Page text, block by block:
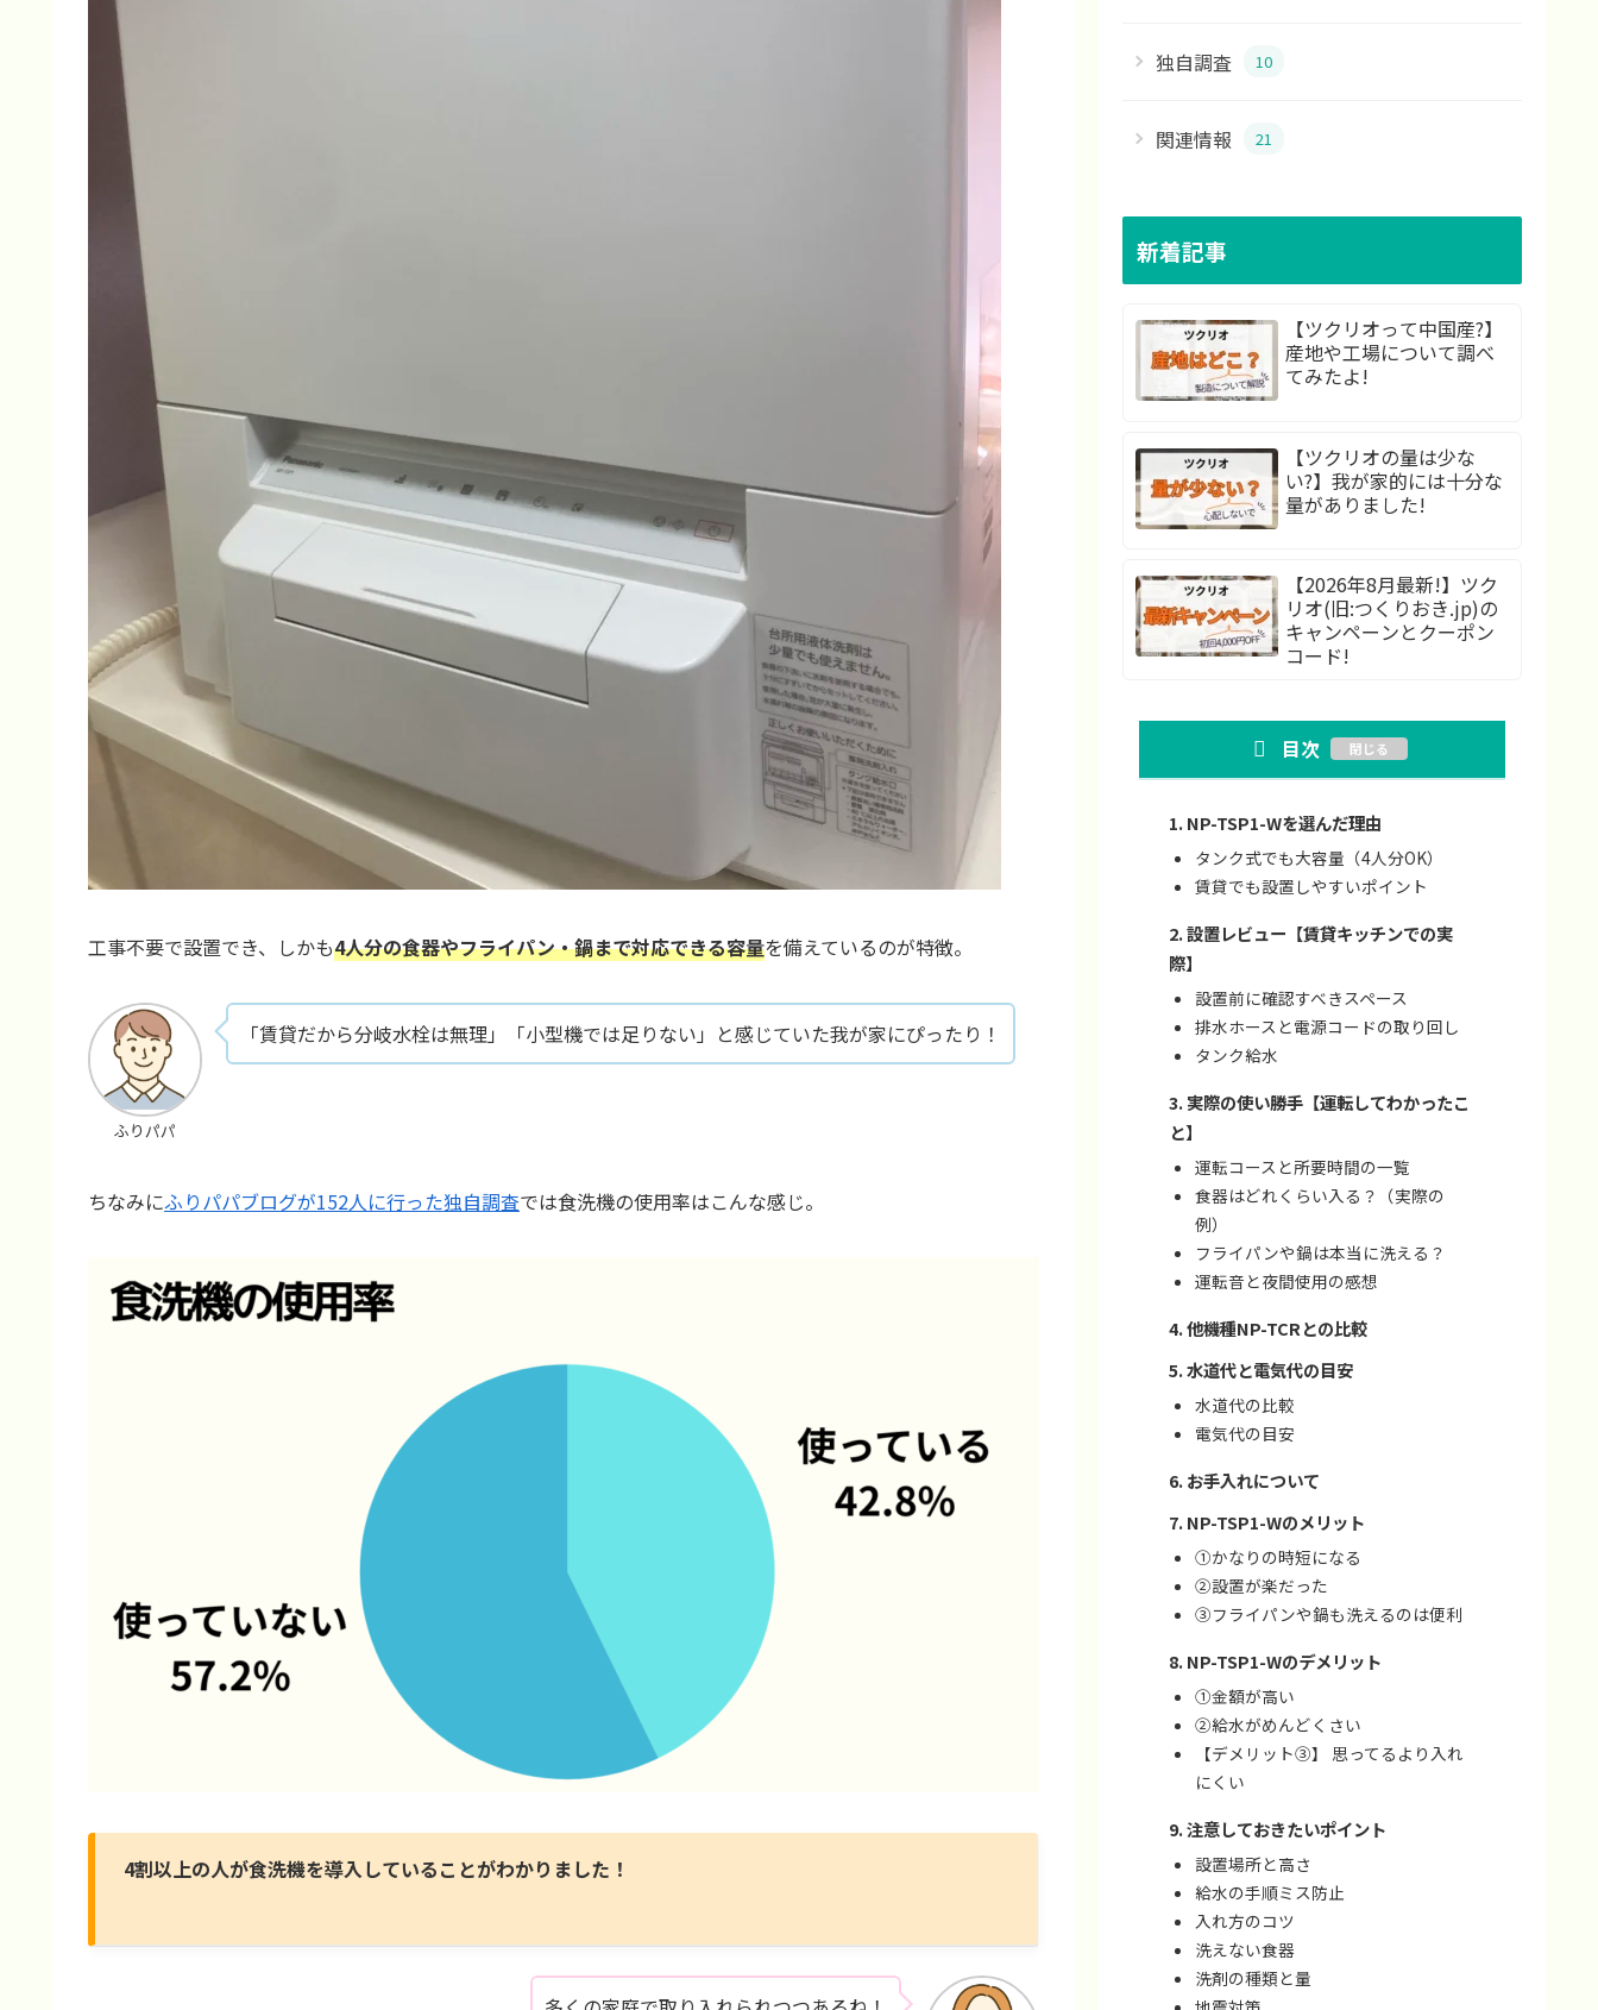
工事不要で設置でき、しかも4人分の食器やフライパン・鍋まで対応できる容量を備えているのが特徴。
ふりパパ
「賃貸だから分岐水栓は無理」「小型機では足りない」と感じていた我が家にぴったり！
ちなみにふりパパブログが152人に行った独自調査では食洗機の使用率はこんな感じ。
4割以上の人が食洗機を導入していることがわかりました！
独自調査 10
関連情報 21
新着記事
【ツクリオって中国産?】
産地や工場について調べ
てみたよ!
【ツクリオの量は少な
い?】我が家的には十分な
量がありました!
【2026年8月最新!】ツク
リオ(旧:つくりおき.jp)の
キャンペーンとクーポン
コード!
目次
NP-TSP1-Wを選んだ理由
タンク式でも大容量（4人分OK）
賃貸でも設置しやすいポイント
設置レビュー【賃貸キッチンでの実
際】
設置前に確認すべきスペース
排水ホースと電源コードの取り回し
タンク給水
実際の使い勝手【運転してわかったこ
と】
運転コースと所要時間の一覧
食器はどれくらい入る？（実際の
例）
フライパンや鍋は本当に洗える？
運転音と夜間使用の感想
他機種NP-TCRとの比較
水道代と電気代の目安
水道代の比較
電気代の目安
お手入れについて
NP-TSP1-Wのメリット
①かなりの時短になる
②設置が楽だった
③フライパンや鍋も洗えるのは便利
NP-TSP1-Wのデメリット
①金額が高い
②給水がめんどくさい
【デメリット③】 思ってるより入れ
にくい
注意しておきたいポイント
設置場所と高さ
給水の手順ミス防止
入れ方のコツ
洗えない食器
洗剤の種類と量